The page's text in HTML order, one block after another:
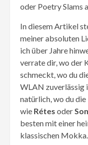
oder Poetry Slams
In diesem Artikel
meiner absoluten
ich über Jahre
verrate dir, wo der
schmeckt, wo du
WLAN zuverlässig
natürlich, wo du
wie Rétes oder
besten mit einer
klassischen Mokka.